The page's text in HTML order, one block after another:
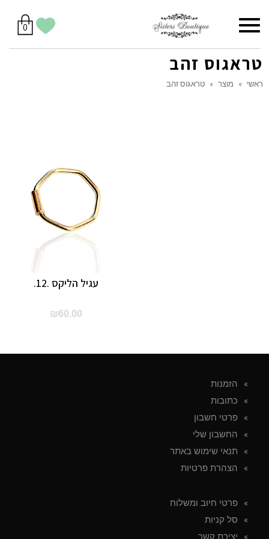
יש
לך
0מוצרים
בסל
הווישליסט
תפריט
טראגוס זהב
ראשי » מוצר » טראגוס זהב
עגיל הליקס .12.
₪60.00
הזמנות
כתובות
פרטי חשבון
החשבון שלי
תנאי שימוש באתר
הצהרת פרטיות
פרטי חיוב ומשלוח
סל קניות
יצירת קשר